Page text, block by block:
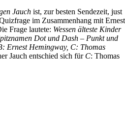
Jauch ist, zur besten Sendezeit, just
im Zusammenhang mit Ernest
Frage lautete: Wessen älteste Kinder
Dot und Dash – Punkt und
Ernest Hemingway, C: Thomas
Jauch entschied sich für C: Thomas